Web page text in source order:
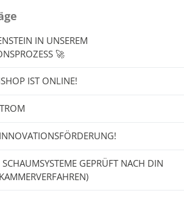
IN UNSEREM
🚀
IST ONLINE!
GEPRÜFT NACH DIN